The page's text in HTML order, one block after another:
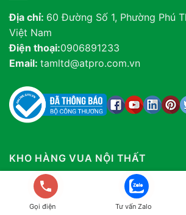
Địa chỉ: 60 Đường Số 1, Phường Phú
Việt Nam
Điện thoại:0906891233
Email: tamltd@atpro.com.vn
KHO HÀNG VUA NỘI THẤT
Địa chỉ: 60/3/28A, Đường số 5, Bình
Tân, Tp.HCM
Gọi điện Tư vấn Zalo